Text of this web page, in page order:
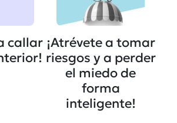
callar ¡Atrévete a tomar
riesgos y a perder
el miedo de
forma
inteligente!